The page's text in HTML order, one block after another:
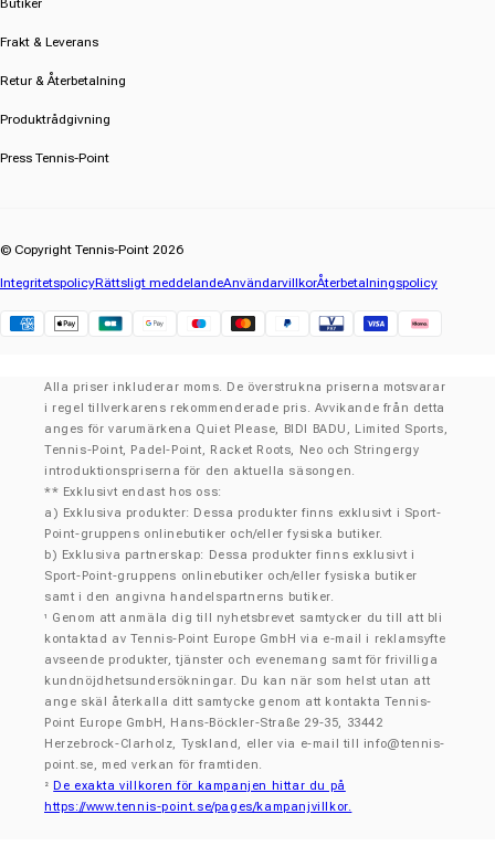
Butiker
Frakt & Leverans
Retur & Återbetalning
Produktrådgivning
Press Tennis-Point
© Copyright Tennis-Point 2026
IntegritetspolicyRättsligt meddelandeAnvändarvillkorÅterbetalningspolicy
Alla priser inkluderar moms. De överstrukna priserna motsvarar
i regel tillverkarens rekommenderade pris. Avvikande från detta
anges för varumärkena Quiet Please, BIDI BADU, Limited Sports,
Tennis-Point, Padel-Point, Racket Roots, Neo och Stringergy
introduktionspriserna för den aktuella säsongen.
** Exklusivt endast hos oss:
a) Exklusiva produkter: Dessa produkter finns exklusivt i Sport-
Point-gruppens onlinebutiker och/eller fysiska butiker.
b) Exklusiva partnerskap: Dessa produkter finns exklusivt i
Sport-Point-gruppens onlinebutiker och/eller fysiska butiker
samt i den angivna handelspartnerns butiker.
¹ Genom att anmäla dig till nyhetsbrevet samtycker du till att bli
kontaktad av Tennis-Point Europe GmbH via e-mail i reklamsyfte
avseende produkter, tjänster och evenemang samt för frivilliga
kundnöjdhetsundersökningar. Du kan när som helst utan att
ange skäl återkalla ditt samtycke genom att kontakta Tennis-
Point Europe GmbH, Hans-Böckler-Straße 29-35, 33442
Herzebrock-Clarholz, Tyskland, eller via e-mail till info@tennis-
point.se, med verkan för framtiden.
² De exakta villkoren för kampanjen hittar du på
https://www.tennis-point.se/pages/kampanjvillkor.